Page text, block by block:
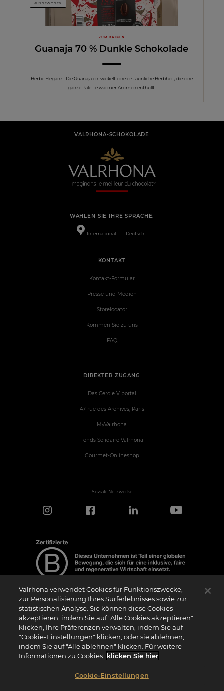
AUSGEWOGEN
ZUM BACKEN
Guanaja 70 % Dunkle Schokolade
Herbe Eleganz : Die Guanaja entwickelt eine erstaunliche Herbheit, die eine
ganze Palette warmer Aromen enthüllt.
VALRHONA-SCHOKOLADE
WÄHLEN SIE IHRE SPRACHE.
International Deutsch
DIREKTER ZUGANG
Das Cercle V portal
47 rue des Archives, Paris
MyValrhona
Fonds Solidaire Valrhona
Gourmet-Onlineshop
KONTAKT
Kontakt-Formular
Presse und Medien
Storelocator
Kommen Sie zu uns
FAQ
Soziale Netzwerke
Hinweis zur Zertifizierung
Das Logo “Certified B Corporation” (bzw. die Versionen in anderen Sprachen, wie
z.B. “Zertifizierte B Corporation”) wird von B Lab, einer privaten Non-Profit-
Organisation, an Unternehmen vergeben, die wie wir das B Impact Assessment
(“BIA”) erfolgreich abgeschlossen haben und die Anforderungen von B Lab an
soziale und ökologische Leistung, Verantwortung und Transparenz erfüllen. Es wird
darauf hingewiesen, dass B Lab weder eine Konformitätsbewertungsstelle im Sinne
der Verordnung (EU) Nr. 765/2008 noch eine nationale, europäische oder
ist. Die Kriterien des BIA sind eigenständig und unabhängig von den harmonisierten
Standards, die sich aus ISO-Normen oder anderen Normungsgremien ergeben, und
Valrhona verwendet Cookies für Funktionszwecke,
zur Personalisierung Ihres Surferlebnisses sowie zur
statistischen Analyse. Sie können diese Cookies
akzeptieren, indem Sie auf "Alle Cookies akzeptieren"
klicken, Ihre Präferenzen verwalten, indem Sie auf
"Cookie-Einstellungen" klicken, oder sie ablehnen,
indem Sie auf "Alle ablehnen" klicken. Für weitere
Informationen zu Cookies klicken Sie hier
Cookie-Einstellungen